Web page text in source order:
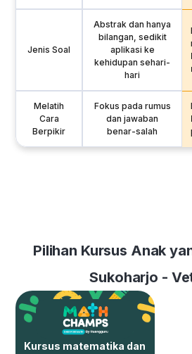
Jenis Soal
Abstrak dan hanya
bilangan, sedikit
aplikasi ke
kehidupan sehari-
hari
Melatih
Cara
Berpikir
Fokus pada rumus
dan jawaban
benar-salah
Pilihan Kursus Anak
Sukoharjo -
Kursus matematika dan